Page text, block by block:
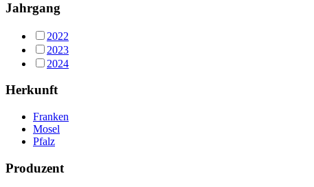
Jahrgang
2022
2023
2024
Herkunft
Franken
Mosel
Pfalz
Produzent